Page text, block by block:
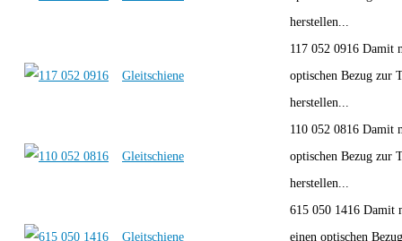
herstellen...
Gleitschiene
117 052 0916 Damit
optischen Bezug zur
herstellen...
Gleitschiene
110 052 0816 Damit
optischen Bezug zur
herstellen...
Gleitschiene
615 050 1416 Damit
einen optischen